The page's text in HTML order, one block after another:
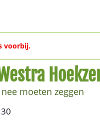
voorbij.
moeten zeggen